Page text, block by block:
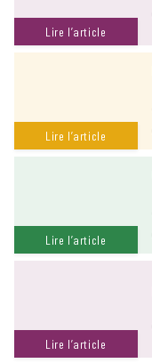
Lire l’article
Lire l’article
Lire l’article
Lire l’article